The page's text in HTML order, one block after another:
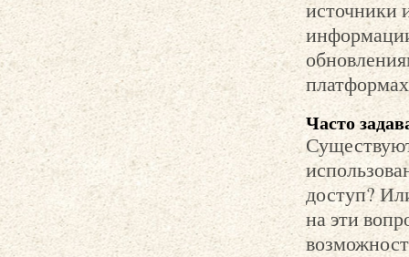
источники
Часто
доступ?
на эти